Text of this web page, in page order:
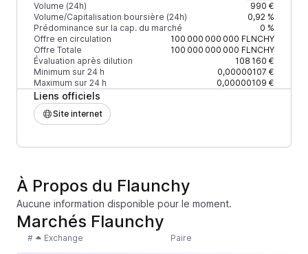
Volume (24h)
990 €
Volume/Capitalisation boursière (24h)
0,92 %
Prédominance sur la cap. du marché
0 %
Offre en circulation
100 000 000 000 FLNCHY
Offre Totale
100 000 000 000 FLNCHY
Évaluation après dilution
108 160 €
Minimum sur 24 h
0,00000107 €
Maximum sur 24 h
0,00000109 €
Liens officiels
Site internet
À Propos du Flaunchy
Aucune information disponible pour le moment.
Marchés Flaunchy
# Exchange Paire